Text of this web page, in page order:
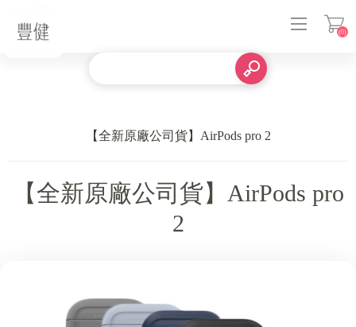
(0)
【全新原廠公司貨】AirPods pro 2
【全新原廠公司貨】AirPods pro
2